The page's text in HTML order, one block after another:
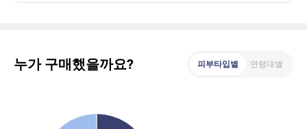
누가 구매했을까요? 피부타입별 연령대별